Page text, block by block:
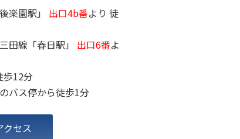
2023年6月
2023年5月
2023年3月
2023年1月
楽園駅」 出口4b番より 徒
田線「春日駅」 出口6番よ
歩12分
バス停から徒歩1分
クセス